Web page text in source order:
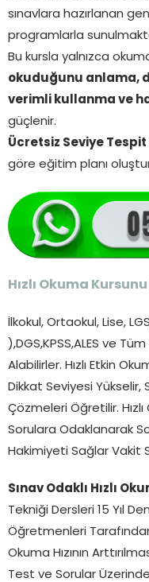
sınavlara hazırlanan
programlarla
Bu kursla yalnızca
okuduğunu anlama,
verimli kullanma ve
güçlenir.
Ücretsiz Seviye Tespit
göre eğitim planı
Hızlı Okuma
İlkokul, Ortaokul, Lise,
),DGS,KPSS,ALES ve
Alabilirler. Hızlı Etkin
Dikkat Seviyesi Yükselir,
Çözmeleri Öğretilir.
Sorulara Odaklanarak
Hakimiyeti Sağlar Vakit
Sınav Odaklı Hızlı
Tekniği Dersleri 15 Yıl
Öğretmenleri
Okuma Hızının
Test ve Sorular